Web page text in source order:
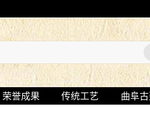
荣誉成果 传统工艺 曲阜